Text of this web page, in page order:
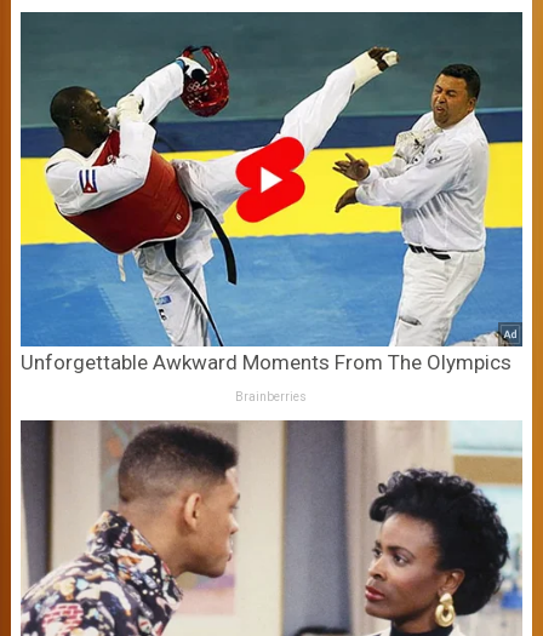
Unforgettable Awkward Moments From The Olympics
Brainberries